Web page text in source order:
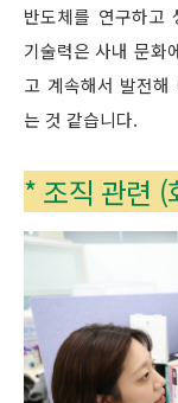
반도체를 연구하고
기술력은 사내 문화
고 계속해서 발전
는 것 같습니다.
* 조직 관련 (